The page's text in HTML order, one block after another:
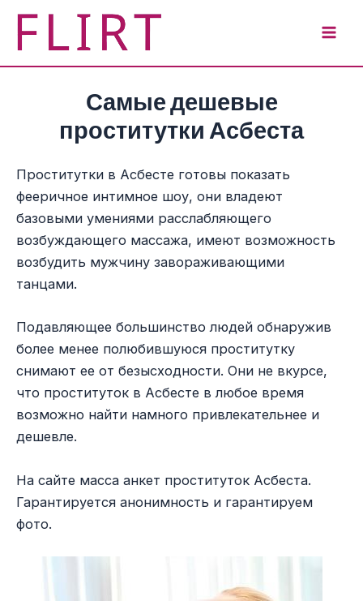
Перейти
содержимому
Самые дешевые
проститутки Асбеста
Проститутки в Асбесте готовы показать
фееричное интимное шоу, они владеют
базовыми умениями расслабляющего
возбуждающего массажа, имеют возможность
возбудить мужчину завораживающими
танцами.
Подавляющее большинство людей обнаружив
более менее полюбившуюся проститутку
снимают ее от безысходности. Они не вкурсе,
что проституток в Асбесте в любое время
возможно найти намного привлекательнее и
дешевле.
На сайте масса анкет проституток Асбеста.
Гарантируется анонимность и гарантируем
фото.